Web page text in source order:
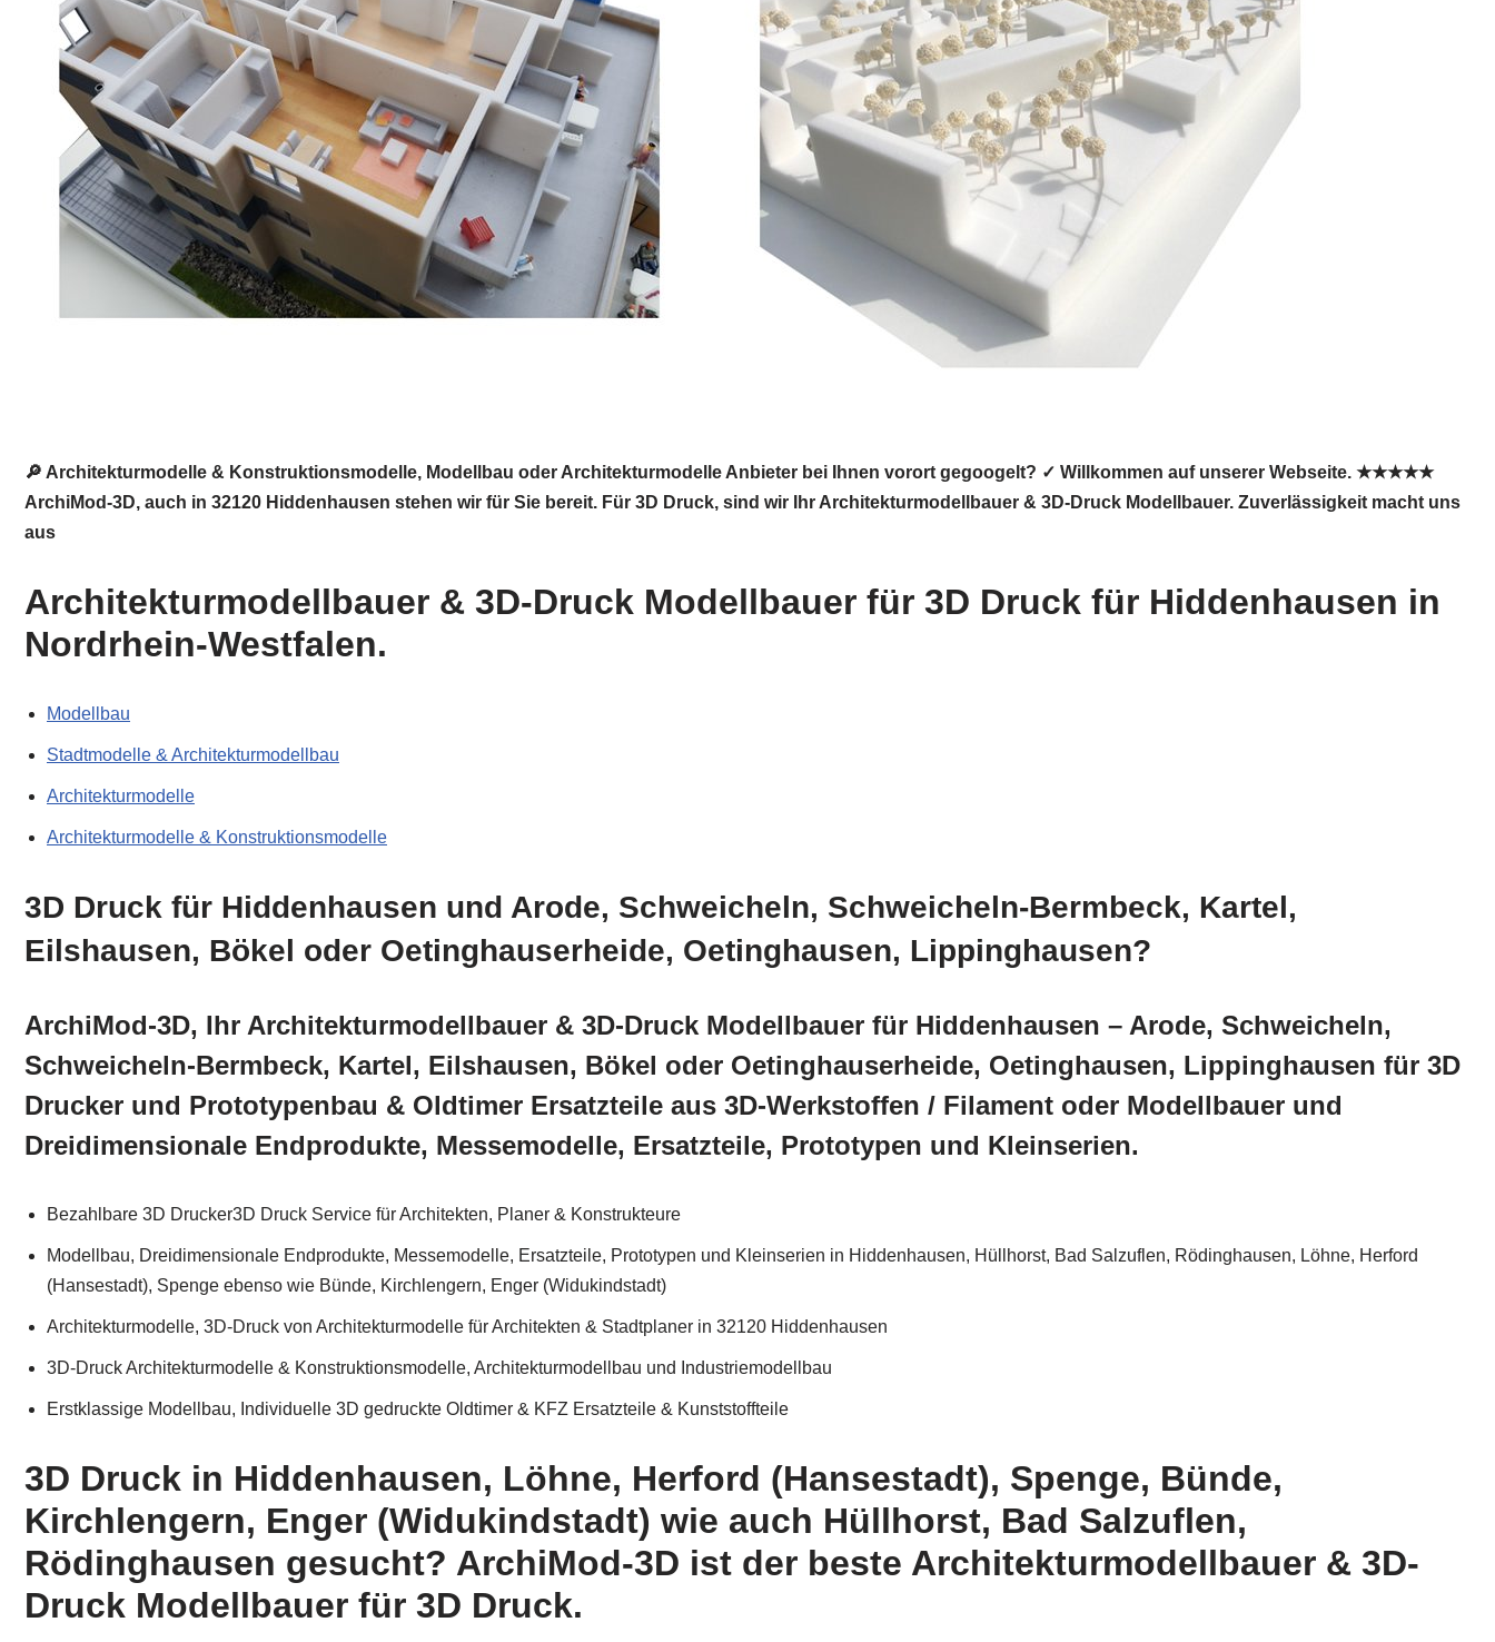
🔎 Architekturmodelle & Konstruktionsmodelle, Modellbau oder Architekturmodelle Anbieter bei Ihnen vorort gegoogelt? ✓ Willkommen auf unserer Webseite. ★★★★★
ArchiMod-3D, auch in 32120 Hiddenhausen stehen wir für Sie bereit. Für 3D Druck, sind wir Ihr Architekturmodellbauer & 3D-Druck Modellbauer. Zuverlässigkeit macht uns
aus
Architekturmodellbauer & 3D-Druck Modellbauer für 3D Druck für Hiddenhausen in
Nordrhein-Westfalen.
Modellbau
Stadtmodelle & Architekturmodellbau
Architekturmodelle
Architekturmodelle & Konstruktionsmodelle
3D Druck für Hiddenhausen und Arode, Schweicheln, Schweicheln-Bermbeck, Kartel,
Eilshausen, Bökel oder Oetinghauserheide, Oetinghausen, Lippinghausen?
ArchiMod-3D, Ihr Architekturmodellbauer & 3D-Druck Modellbauer für Hiddenhausen – Arode, Schweicheln,
Schweicheln-Bermbeck, Kartel, Eilshausen, Bökel oder Oetinghauserheide, Oetinghausen, Lippinghausen für 3D
Drucker und Prototypenbau & Oldtimer Ersatzteile aus 3D-Werkstoffen / Filament oder Modellbauer und
Dreidimensionale Endprodukte, Messemodelle, Ersatzteile, Prototypen und Kleinserien.
Bezahlbare 3D Drucker3D Druck Service für Architekten, Planer & Konstrukteure
Modellbau, Dreidimensionale Endprodukte, Messemodelle, Ersatzteile, Prototypen und Kleinserien in Hiddenhausen, Hüllhorst, Bad Salzuflen, Rödinghausen, Löhne, Herford
(Hansestadt), Spenge ebenso wie Bünde, Kirchlengern, Enger (Widukindstadt)
Architekturmodelle, 3D-Druck von Architekturmodelle für Architekten & Stadtplaner in 32120 Hiddenhausen
3D-Druck Architekturmodelle & Konstruktionsmodelle, Architekturmodellbau und Industriemodellbau
Erstklassige Modellbau, Individuelle 3D gedruckte Oldtimer & KFZ Ersatzteile & Kunststoffteile
3D Druck in Hiddenhausen, Löhne, Herford (Hansestadt), Spenge, Bünde,
Kirchlengern, Enger (Widukindstadt) wie auch Hüllhorst, Bad Salzuflen,
Rödinghausen gesucht? ArchiMod-3D ist der beste Architekturmodellbauer & 3D-
Druck Modellbauer für 3D Druck.